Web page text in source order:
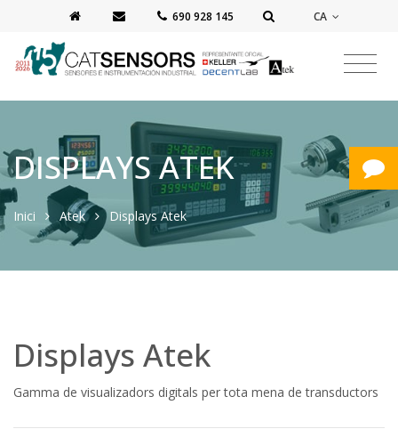
‭690 928 145‬ CA
DISPLAYS ATEK
Inici Atek Displays Atek
Displays Atek
Gamma de visualizadors digitals per tota mena de transductors